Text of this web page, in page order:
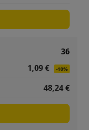
36
1,09 €
-10%
48,24 €